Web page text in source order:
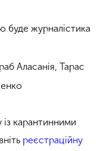
буде журналістика
Аласанія, Тарас
із карантинними
реєстраційну